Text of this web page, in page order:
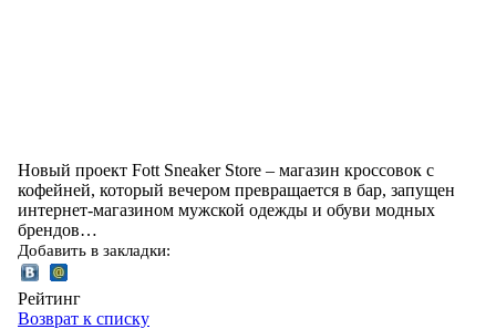
Новый проект Fott Sneaker Store – магазин кроссовок с
кофейней, который вечером превращается в бар, запущен
интернет-магазином мужской одежды и обуви модных
брендов…
Добавить в закладки:
Рейтинг
Возврат к списку